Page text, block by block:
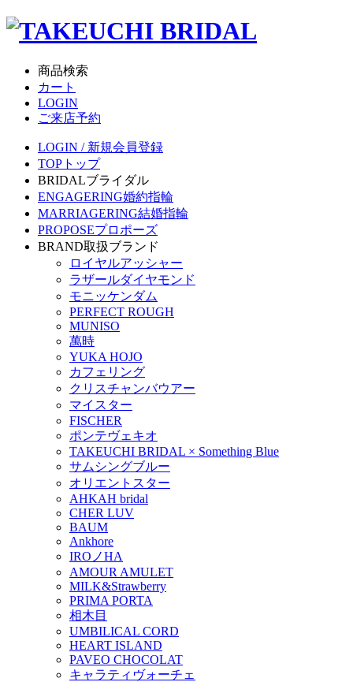
商品検索
カート
LOGIN
ご来店予約
LOGIN / 新規会員登録
TOP トップ
BRIDALブライダル
ENGAGERING婚約指輪
MARRIAGERING結婚指輪
PROPOSEプロポーズ
BRAND取扱ブランド
ロイヤルアッシャー
ラザールダイヤモンド
モニッケンダム
PERFECT ROUGH
MUNISO
萬時
YUKA HOJO
カフェリング
クリスチャンバウアー
マイスター
FISCHER
ポンテヴェキオ
TAKEUCHI BRIDAL × Something Blue
サムシングブルー
オリエントスター
AHKAH bridal
CHER LUV
BAUM
Ankhore
IROノHA
AMOUR AMULET
MILK&Strawberry
PRIMA PORTA
相木目
UMBILICAL CORD
HEART ISLAND
PAVEO CHOCOLAT
キャラティヴォーチェ